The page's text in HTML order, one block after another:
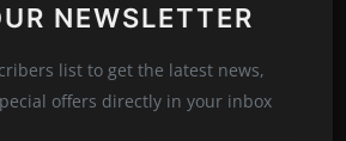
NEWSLETTER
list to get the latest news,
offers directly in your inbox
du MCVE enquête sur les